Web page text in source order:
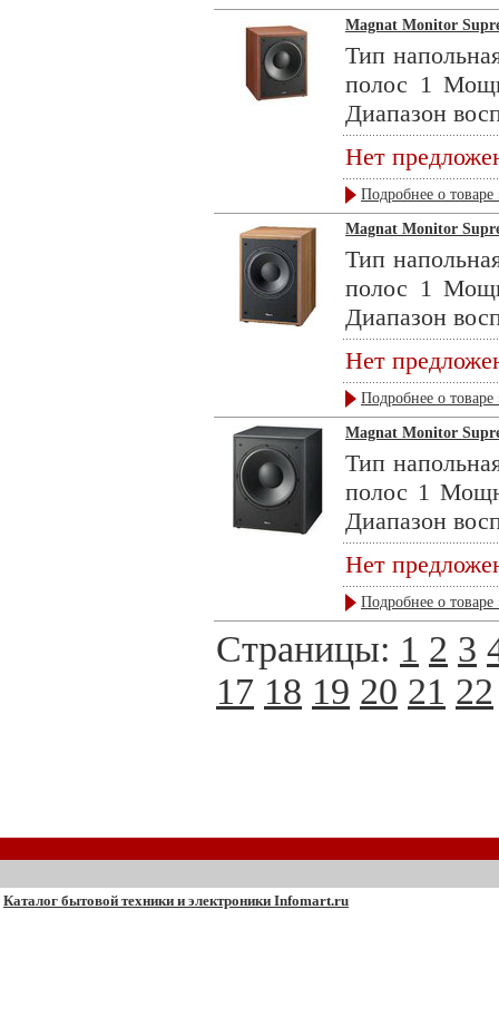
Magnat Monitor
Тип
полос 1
Диапазон
Нет
Подробнее о товаре
Magnat Monitor
Тип
полос 1
Диапазон
Нет
Подробнее о товаре
Magnat Monitor
Тип
полос 1
Диапазон
Нет
Подробнее о товаре
Страницы: 1 2 3
17 18 19 20 21 22
Каталог бытовой техники и электроники Infomart.ru